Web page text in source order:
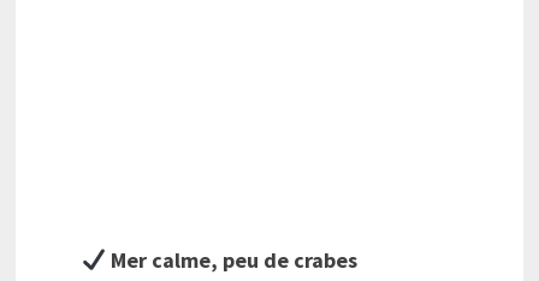
Mer calme, peu de crabes